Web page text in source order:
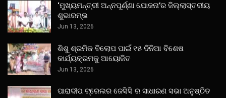
‘ମୁଖ୍ୟମନ୍ତ୍ରୀ ଅନ୍ନପୂର୍ଣ୍ଣା ଯୋଜନା’ର ଜିଲ୍ଲାସ୍ତରୀୟ
ଶୁଭାରମ୍ଭ
Jun 13, 2026
ଶିଶୁ ଶ୍ରମିକ ବିଲୋପ ପାଇଁ ୧୫ ଦିନିଆ ବିଶେଷ
କାର୍ଯ୍ୟକ୍ରମକୁ ଆୟୋଜିତ
Jun 13, 2026
ପାରାଦୀପ ଟ୍ରେଲର ଜେସିସି ର ସାଧାରଣ ସଭା ଅନୁଷ୍ଠିତ